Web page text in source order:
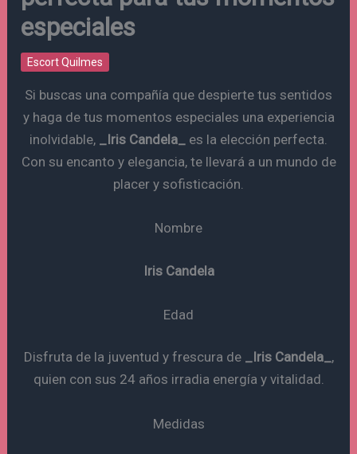
especiales
Escort Quilmes
Si buscas una compañía que despierte tus sentidos
y haga de tus momentos especiales una experiencia
inolvidable, _Iris Candela_ es la elección perfecta.
Con su encanto y elegancia, te llevará a un mundo de
placer y sofisticación.
Nombre
Iris Candela
Edad
Disfruta de la juventud y frescura de _Iris Candela_,
quien con sus 24 años irradia energía y vitalidad.
Medidas